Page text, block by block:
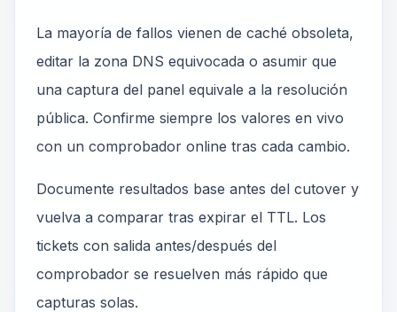
La mayoría de fallos vienen de caché obsoleta,
editar la zona DNS equivocada o asumir que
una captura del panel equivale a la resolución
pública. Confirme siempre los valores en vivo
con un comprobador online tras cada cambio.
Documente resultados base antes del cutover y
vuelva a comparar tras expirar el TTL. Los
tickets con salida antes/después del
comprobador se resuelven más rápido que
capturas solas.